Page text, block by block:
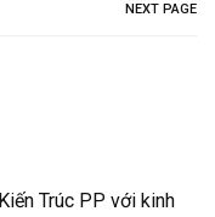
NEXT PAGE